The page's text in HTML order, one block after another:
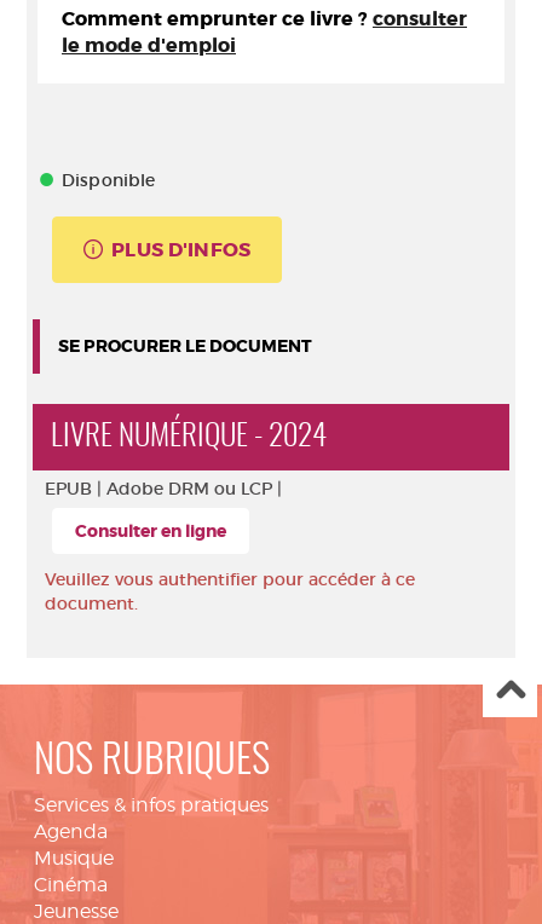
Comment emprunter ce livre ? consulter
le mode d'emploi
Disponible
PLUS D'INFOS
SE PROCURER LE DOCUMENT
LIVRE NUMÉRIQUE - 2024
EPUB | Adobe DRM ou LCP |
Consulter en ligne
Veuillez vous authentifier pour accéder à ce
document.
NOS RUBRIQUES
Services & infos pratiques
Agenda
Musique
Cinéma
Jeunesse